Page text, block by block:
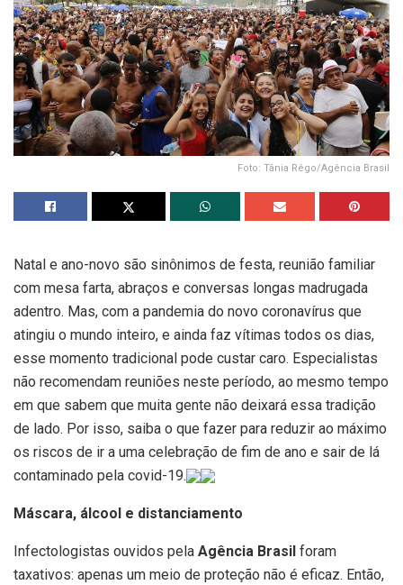
Foto: Tânia Rêgo/Agência Brasil
Natal e ano-novo são sinônimos de festa, reunião familiar
com mesa farta, abraços e conversas longas madrugada
adentro. Mas, com a pandemia do novo coronavírus que
atingiu o mundo inteiro, e ainda faz vítimas todos os dias,
esse momento tradicional pode custar caro. Especialistas
não recomendam reuniões neste período, ao mesmo tempo
em que sabem que muita gente não deixará essa tradição
de lado. Por isso, saiba o que fazer para reduzir ao máximo
os riscos de ir a uma celebração de fim de ano e sair de lá
contaminado pela covid-19.
Máscara, álcool e distanciamento
Infectologistas ouvidos pela Agência Brasil foram
taxativos: apenas um meio de proteção não é eficaz. Então,